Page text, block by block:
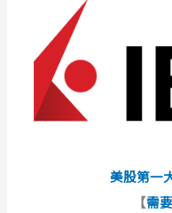
美股第一
【需